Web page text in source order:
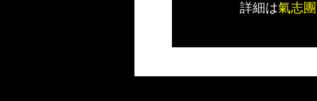
詳細は氣志